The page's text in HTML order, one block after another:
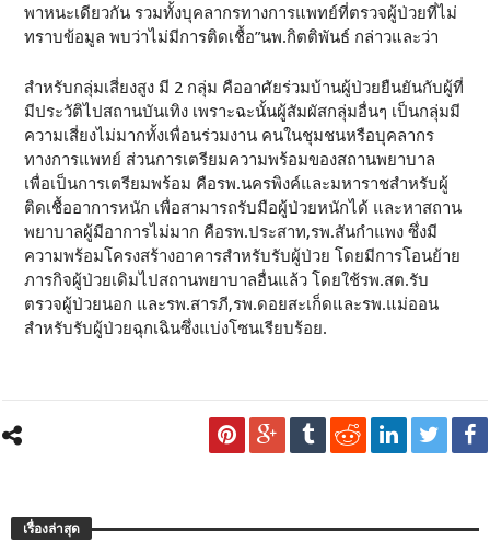
พาหนะเดียวกัน รวมทั้งบุคลากรทางการแพทย์ที่ตรวจผู้ป่วยที่ไม่
ทราบข้อมูล พบว่าไม่มีการติดเชื้อ”นพ.กิตติพันธ์ กล่าวและว่า
สำหรับกลุ่มเสี่ยงสูง มี 2 กลุ่ม คืออาศัยร่วมบ้านผู้ป่วยยืนยันกับผู้ที่
มีประวัติไปสถานบันเทิง เพราะฉะนั้นผู้สัมผัสกลุ่มอื่นๆ เป็นกลุ่มมี
ความเสี่ยงไม่มากทั้งเพื่อนร่วมงาน คนในชุมชนหรือบุคลากร
ทางการแพทย์ ส่วนการเตรียมความพร้อมของสถานพยาบาล
เพื่อเป็นการเตรียมพร้อม คือรพ.นครพิงค์และมหาราชสำหรับผู้
ติดเชื้ออาการหนัก เพื่อสามารถรับมือผู้ป่วยหนักได้ และหาสถาน
พยาบาลผู้มีอาการไม่มาก คือรพ.ประสาท,รพ.สันกำแพง ซึ่งมี
ความพร้อมโครงสร้างอาคารสำหรับรับผู้ป่วย โดยมีการโอนย้าย
ภารกิจผู้ป่วยเดิมไปสถานพยาบาลอื่นแล้ว โดยใช้รพ.สต.รับ
ตรวจผู้ป่วยนอก และรพ.สารภี,รพ.ดอยสะเก็ดและรพ.แม่ออน
สำหรับรับผู้ป่วยฉุกเฉินซึ่งแบ่งโซนเรียบร้อย.
เรื่องล่าสุด